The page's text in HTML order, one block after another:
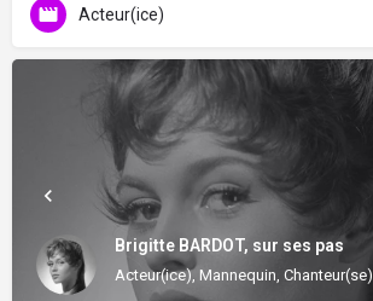
Acteur(ice)
Brigitte BARDOT, sur ses pas
Acteur(ice), Mannequin, Chanteur(se)